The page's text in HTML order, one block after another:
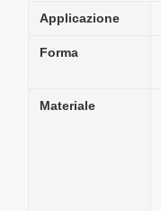
Applicazione
Forma
Materiale